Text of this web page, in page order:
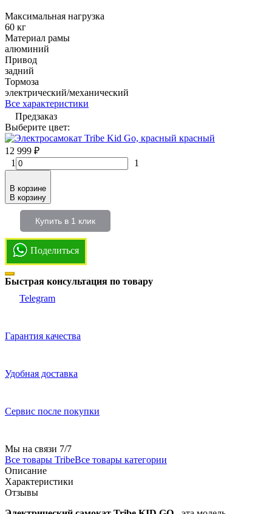
Максимальная нагрузка
60 кг
Материал рамы
алюминий
Привод
задний
Тормоза
электрический/механический
Все характеристики
Предзаказ
Выберите цвет:
красный
12 999 ₽
1
1
В корзине
В корзину
Купить в 1 клик
Поделиться
Быстрая консультация по товару
Telegram
Гарантия качества
Удобная доставка
Сервис после покупки
Мы на связи 7/7
Все товары TribeВсе товары категории
Описание
Характеристики
Отзывы